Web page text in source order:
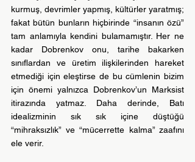
kurmuş, devrimler yapmış, kültürler yaratmış;
fakat bütün bunların hiçbirinde “insanın özü”
tam anlamıyla kendini bulamamıştır. Her ne
kadar Dobrenkov onu, tarihe bakarken
sınıflardan ve üretim ilişkilerinden hareket
etmediği için eleştirse de bu cümlenin bizim
için önemi yalnızca Dobrenkov’un Marksist
itirazında yatmaz. Daha derinde, Batı
idealizminin sık sık içine düştüğü
“mihraksızlık” ve “mücerrette kalma” zaafını
ele verir.